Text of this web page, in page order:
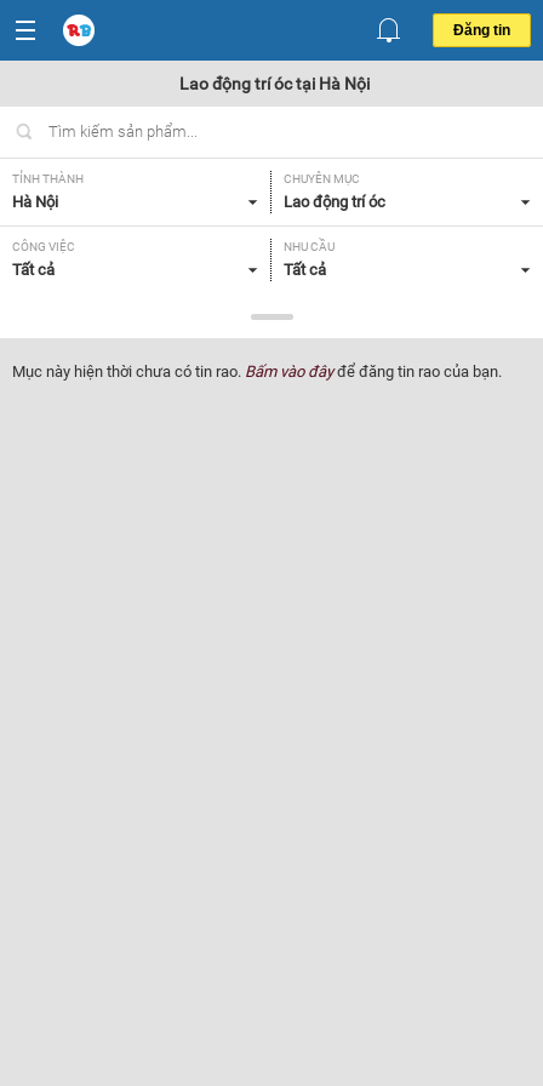
Đăng tin
Lao động trí óc tại Hà Nội
TỈNH THÀNH
Hà Nội
CHUYÊN MỤC
Lao động trí óc
CÔNG VIỆC
Tất cả
NHU CẦU
Tất cả
Tất cả
Mục này hiện thời chưa có tin rao. Bấm vào đâyđể đăng tin rao của bạn.